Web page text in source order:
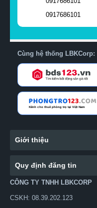
0917686101
Cùng hệ thống LBKCorp:
Giới thiệu
Quy định đăng tin
CÔNG TY TNHH LBKCORP
CSKH: 08.39.202.123